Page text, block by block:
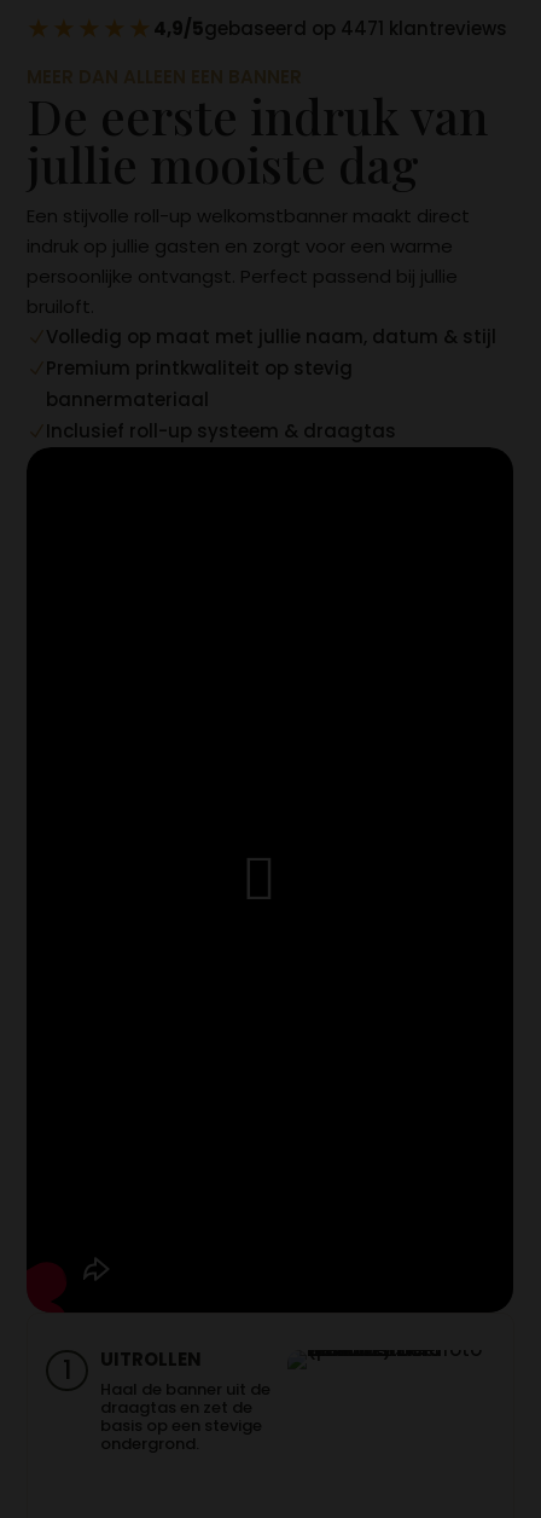
★★★★★ 4,9/5gebaseerd op 4471 klantreviews
De eerste indruk van
jullie mooiste dag
Een stijvolle roll-up welkomstbanner maakt direct
indruk op jullie gasten en zorgt voor een warme
persoonlijke ontvangst. Perfect passend bij jullie
bruiloft.
Volledig op maat met jullie naam, datum & stijl
Premium printkwaliteit op stevig
bannermateriaal
Inclusief roll-up systeem & draagtas
1 UITROLLEN
Haal de banner uit de
draagtas en zet de
basis op een stevige
ondergrond.